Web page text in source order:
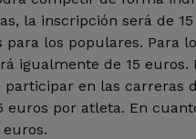
la inscripción será de
los populares. Para
igualmente de 15 euros.
en las carreras
euros por atleta. En